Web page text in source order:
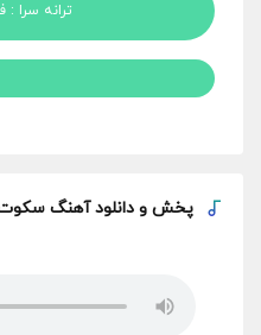
ترانه سرا
پخش و دانلود آهنگ